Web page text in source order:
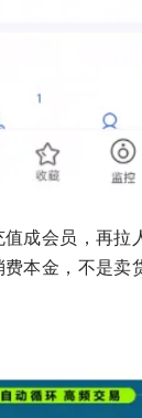
值成会员，再
本金，不是卖